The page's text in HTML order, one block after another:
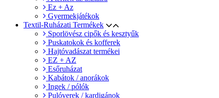
Ez + Az
Gyermekjátékok
Textil-Ruházati Termékek
Sporlövész cipők és kesztyűk
Puskatokok és kofferek
Hajtóvadászat termékei
EZ + AZ
Esőruházat
Kabátok / anorákok
Ingek / pólók
Pulóverek / kardigánok